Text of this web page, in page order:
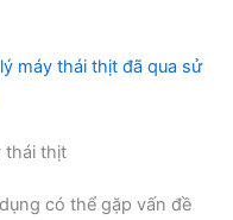
máy thái thịt đã qua sử
thái thịt
có thể gặp vấn đề